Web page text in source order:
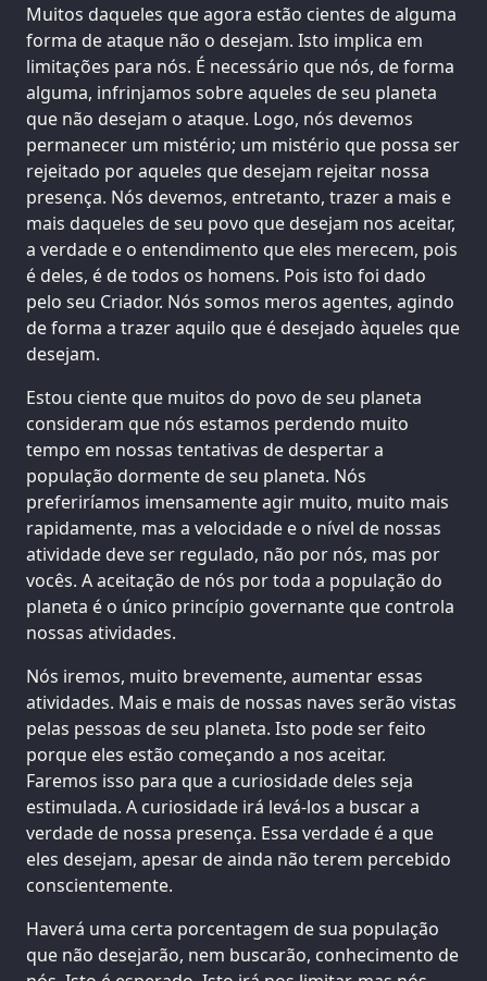
Muitos daqueles que agora estão cientes de alguma
forma de ataque não o desejam. Isto implica em
limitações para nós. É necessário que nós, de forma
alguma, infrinjamos sobre aqueles de seu planeta
que não desejam o ataque. Logo, nós devemos
permanecer um mistério; um mistério que possa ser
rejeitado por aqueles que desejam rejeitar nossa
presença. Nós devemos, entretanto, trazer a mais e
mais daqueles de seu povo que desejam nos aceitar,
a verdade e o entendimento que eles merecem, pois
é deles, é de todos os homens. Pois isto foi dado
pelo seu Criador. Nós somos meros agentes, agindo
de forma a trazer aquilo que é desejado àqueles que
desejam.
Estou ciente que muitos do povo de seu planeta
consideram que nós estamos perdendo muito
tempo em nossas tentativas de despertar a
população dormente de seu planeta. Nós
preferiríamos imensamente agir muito, muito mais
rapidamente, mas a velocidade e o nível de nossas
atividade deve ser regulado, não por nós, mas por
vocês. A aceitação de nós por toda a população do
planeta é o único princípio governante que controla
nossas atividades.
Nós iremos, muito brevemente, aumentar essas
atividades. Mais e mais de nossas naves serão vistas
pelas pessoas de seu planeta. Isto pode ser feito
porque eles estão começando a nos aceitar.
Faremos isso para que a curiosidade deles seja
estimulada. A curiosidade irá levá-los a buscar a
verdade de nossa presença. Essa verdade é a que
eles desejam, apesar de ainda não terem percebido
conscientemente.
Haverá uma certa porcentagem de sua população
que não desejarão, nem buscarão, conhecimento de